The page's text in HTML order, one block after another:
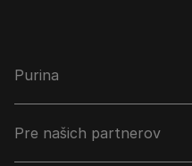
Purina
Pre našich partnerov